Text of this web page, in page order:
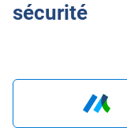
sécurité